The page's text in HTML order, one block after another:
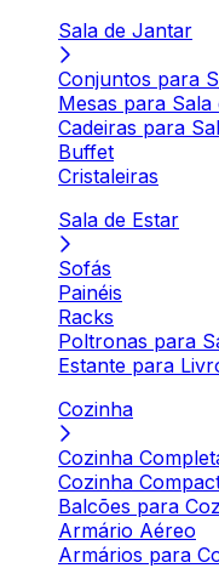
Sala de Jantar
Conjuntos para
Mesas para
Cadeiras para
Buffet
Cristaleiras
Sala de Estar
Sofás
Painéis
Racks
Poltronas para
Estante para
Cozinha
Cozinha
Cozinha
Balcões para
Armário Aéreo
Armários para